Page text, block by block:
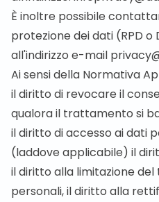
È inoltre possibile
protezione dei dati (RPD o
all'indirizzo e-mail
Ai sensi della Normativa
il diritto di revocare il
qualora il trattamento si
il diritto di accesso ai dati
(laddove applicabile) il
il diritto alla limitazione
personali, il diritto alla